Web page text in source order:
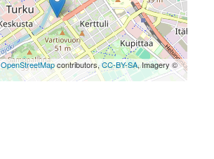
OpenStreetMapcontributors,CC-BY-SA, Imagery ©